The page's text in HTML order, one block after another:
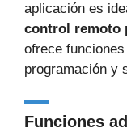
aplicación es
control remoto
ofrece
programación y
Funciones